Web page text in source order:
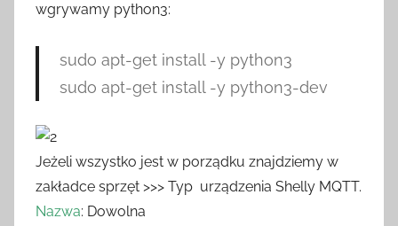
wgrywamy python3:
sudo apt-get install -y python3
sudo apt-get install -y python3-dev
Jeżeli wszystko jest w porządku znajdziemy w
zakładce sprzęt >>> Typ urządzenia Shelly MQTT.
Nazwa: Dowolna